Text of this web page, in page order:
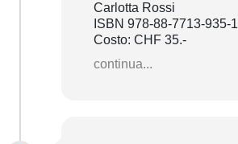
Carlotta Rossi
ISBN 978-88-7713-935-1
Costo: CHF 35.-
continua...